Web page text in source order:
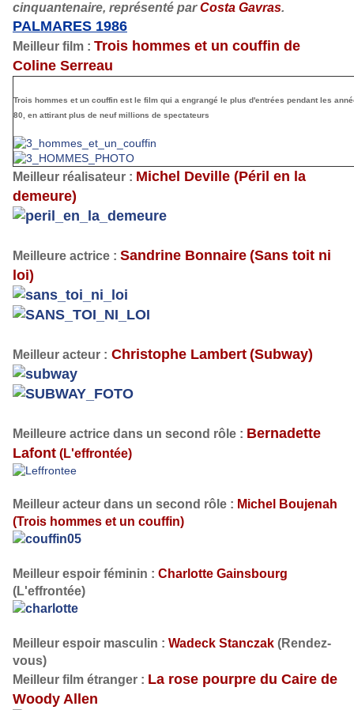
cinquantenaire, représenté parCosta Gavras.
PALMARES 1986
Meilleur film : Trois hommes et un couffin de
Coline Serreau
Trois hommes et un couffin est le film qui a engrangé le plus d'entrées pendant les
80, en attirant plus de neuf millions de spectateurs
Meilleur réalisateur : Michel Deville (Péril en la
demeure)
Meilleure actrice : Sandrine Bonnaire (Sans toit ni
loi)
Meilleur acteur : Christophe Lambert (Subway)
Meilleure actrice dans un second rôle : Bernadette
Lafont (L'effrontée)
Meilleur acteur dans un second rôle : Michel Boujenah
(Trois hommes et un couffin)
Meilleur espoir féminin : Charlotte Gainsbourg
(L'effrontée)
Meilleur espoir masculin : Wadeck Stanczak (Rendez-
vous)
Meilleur film étranger : La rose pourpre du Caire de
Woody Allen